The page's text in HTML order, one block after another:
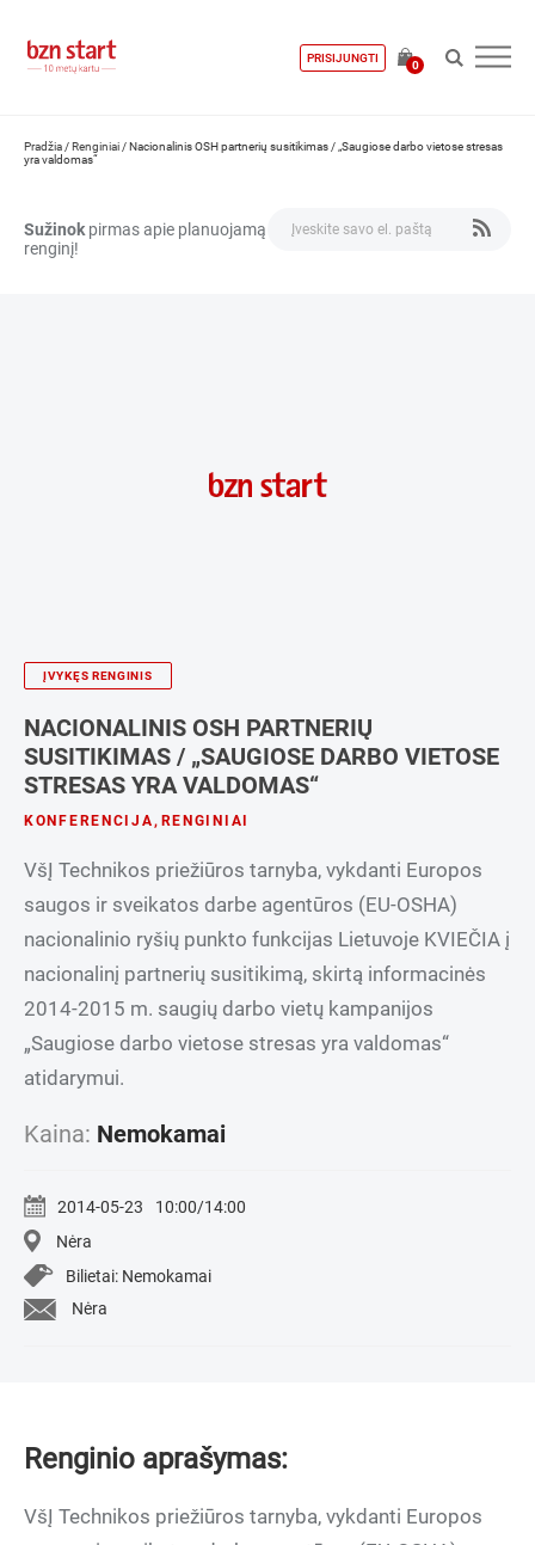
PRISIJUNGTI
0
Pradžia /Renginiai /Nacionalinis OSH partnerių susitikimas / „Saugiose darbo vietose stresas
yra valdomas“
Sužinok pirmas apie planuojamą
renginį!
ĮVYKĘS RENGINIS
NACIONALINIS OSH PARTNERIŲ
SUSITIKIMAS / „SAUGIOSE DARBO VIETOSE
STRESAS YRA VALDOMAS“
KONFERENCIJA, RENGINIAI
VšĮ Technikos priežiūros tarnyba, vykdanti Europos
saugos ir sveikatos darbe agentūros (EU-OSHA)
nacionalinio ryšių punkto funkcijas Lietuvoje KVIEČIA į
nacionalinį partnerių susitikimą, skirtą informacinės
2014-2015 m. saugių darbo vietų kampanijos
„Saugiose darbo vietose stresas yra valdomas“
atidarymui.
Kaina: Nemokamai
2014-05-23
10:00/14:00
Nėra
Bilietai: Nemokamai
Nėra
Renginio aprašymas:
VšĮ Technikos priežiūros tarnyba, vykdanti Europos